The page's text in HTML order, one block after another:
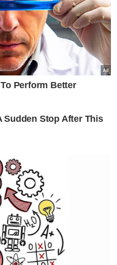
MIC bertaraf
ditempatkan di
Negeri Sembilan -
hadapan, jangan
adu domba-
tiga portfolio
Kerajaan